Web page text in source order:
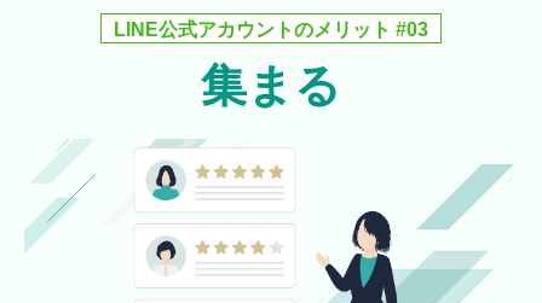
LINE公式アカウントのメリット #03
集まる